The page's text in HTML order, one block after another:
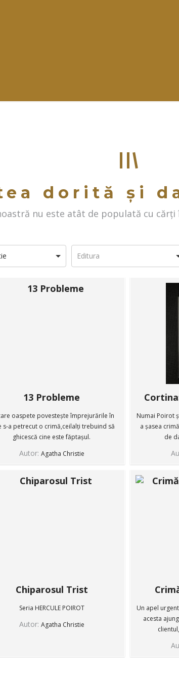
dorită și
nu este atât de populată cu
13 Probleme
oaspete povestește împrejurările în
s-a petrecut o crimă,ceilalți trebuind să
ghicescă cine este făptașul.
Autor: Agatha Christie
Numai Poirot
a șasea
de
Chiparosul Trist
Seria HERCULE POIROT
Autor: Agatha Christie
Un apel
acesta